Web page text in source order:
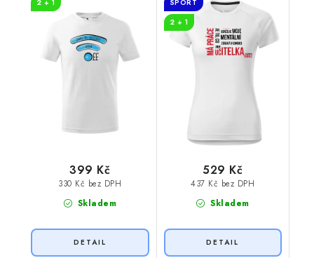
2 + 1
Skladem
330 Kč bez DPH
399 Kč
SPORT
2 + 1
Skladem
437 Kč bez DPH
529 Kč